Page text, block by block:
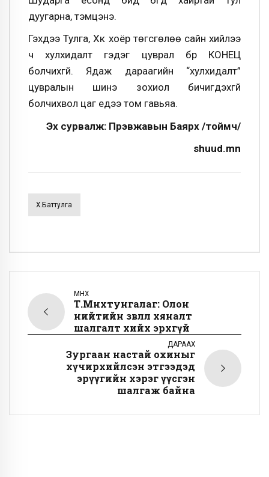
дуугарна, тэмцэнэ.
Гэхдээ Тулга, Хүүк хоёр төгсгөлөө сайн хийлээ
ч хулхидалт гэдэг цуврал бүр КОНЕЦ
болчихгүй. Ядаж дараагийн “хулхидалт”
цувралын шинэ зохиол бичигдэхгүй
болчихвол цаг үедээ том гавьяа.
Эх сурвалж: Пүрэвжавын Баярхүү /тоймч/
shuud.mn
Х.Баттулга
ӨМНӨХ
Т.Мөнхтунгалаг: Олон
нийтийн зөвлөл хяналт
шалгалт хийх эрхгүй
ДАРААХ
Зургаан настай охиныг
хүчирхийлсэн этгээдэд
эрүүгийн хэрэг үүсгэн
шалгаж байна